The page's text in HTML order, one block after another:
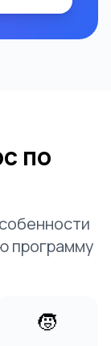
по
программу
🧒